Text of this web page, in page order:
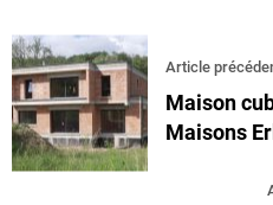
Article
Maison
Maisons